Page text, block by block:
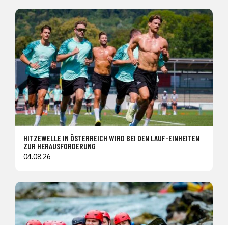
HITZEWELLE IN ÖSTERREICH WIRD BEI DEN LAUF-EINHEITEN
ZUR HERAUSFORDERUNG
04.08.26